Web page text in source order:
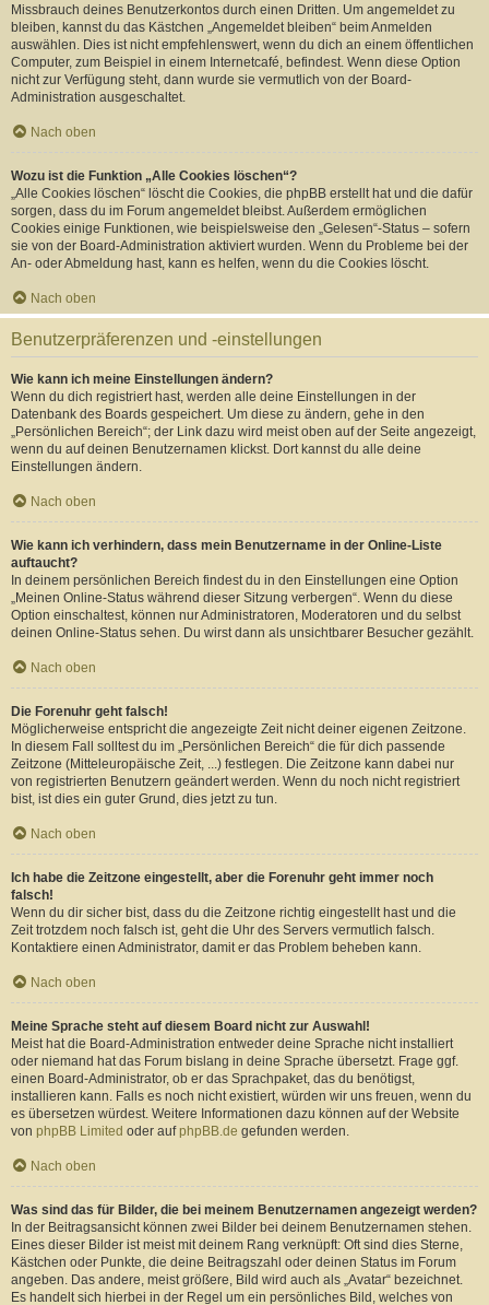
Missbrauch deines Benutzerkontos durch einen Dritten. Um angemeldet zu
bleiben, kannst du das Kästchen „Angemeldet bleiben“ beim Anmelden
auswählen. Dies ist nicht empfehlenswert, wenn du dich an einem öffentlichen
Computer, zum Beispiel in einem Internetcafé, befindest. Wenn diese Option
nicht zur Verfügung steht, dann wurde sie vermutlich von der Board-
Administration ausgeschaltet.
Nach oben
Wozu ist die Funktion „Alle Cookies löschen“?
„Alle Cookies löschen“ löscht die Cookies, die phpBB erstellt hat und die dafür
sorgen, dass du im Forum angemeldet bleibst. Außerdem ermöglichen
Cookies einige Funktionen, wie beispielsweise den „Gelesen“-Status – sofern
sie von der Board-Administration aktiviert wurden. Wenn du Probleme bei der
An- oder Abmeldung hast, kann es helfen, wenn du die Cookies löscht.
Nach oben
Benutzerpräferenzen und -einstellungen
Wie kann ich meine Einstellungen ändern?
Wenn du dich registriert hast, werden alle deine Einstellungen in der
Datenbank des Boards gespeichert. Um diese zu ändern, gehe in den
„Persönlichen Bereich“; der Link dazu wird meist oben auf der Seite angezeigt,
wenn du auf deinen Benutzernamen klickst. Dort kannst du alle deine
Einstellungen ändern.
Nach oben
Wie kann ich verhindern, dass mein Benutzername in der Online-Liste
auftaucht?
In deinem persönlichen Bereich findest du in den Einstellungen eine Option
„Meinen Online-Status während dieser Sitzung verbergen“. Wenn du diese
Option einschaltest, können nur Administratoren, Moderatoren und du selbst
deinen Online-Status sehen. Du wirst dann als unsichtbarer Besucher gezählt.
Nach oben
Die Forenuhr geht falsch!
Möglicherweise entspricht die angezeigte Zeit nicht deiner eigenen Zeitzone.
In diesem Fall solltest du im „Persönlichen Bereich“ die für dich passende
Zeitzone (Mitteleuropäische Zeit, ...) festlegen. Die Zeitzone kann dabei nur
von registrierten Benutzern geändert werden. Wenn du noch nicht registriert
bist, ist dies ein guter Grund, dies jetzt zu tun.
Nach oben
Ich habe die Zeitzone eingestellt, aber die Forenuhr geht immer noch
falsch!
Wenn du dir sicher bist, dass du die Zeitzone richtig eingestellt hast und die
Zeit trotzdem noch falsch ist, geht die Uhr des Servers vermutlich falsch.
Kontaktiere einen Administrator, damit er das Problem beheben kann.
Nach oben
Meine Sprache steht auf diesem Board nicht zur Auswahl!
Meist hat die Board-Administration entweder deine Sprache nicht installiert
oder niemand hat das Forum bislang in deine Sprache übersetzt. Frage ggf.
einen Board-Administrator, ob er das Sprachpaket, das du benötigst,
installieren kann. Falls es noch nicht existiert, würden wir uns freuen, wenn du
es übersetzen würdest. Weitere Informationen dazu können auf der Website
von phpBB Limited oder aufphpBB.de gefunden werden.
Nach oben
Was sind das für Bilder, die bei meinem Benutzernamen angezeigt werden?
In der Beitragsansicht können zwei Bilder bei deinem Benutzernamen stehen.
Eines dieser Bilder ist meist mit deinem Rang verknüpft: Oft sind dies Sterne,
Kästchen oder Punkte, die deine Beitragszahl oder deinen Status im Forum
angeben. Das andere, meist größere, Bild wird auch als „Avatar“ bezeichnet.
Es handelt sich hierbei in der Regel um ein persönliches Bild, welches von